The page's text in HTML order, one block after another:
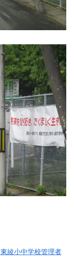
東綾小中学校管理者